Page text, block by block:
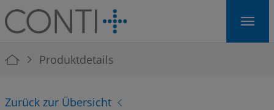
Skip to main navigation
Skip to main content
Skip to page footer
You are here:
Produktdetails
Zurück zur Übersicht